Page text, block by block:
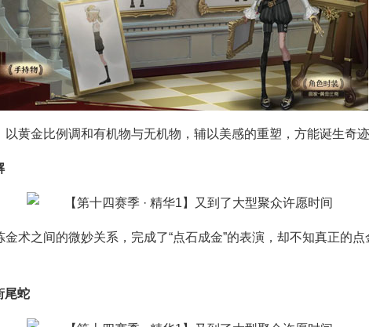
第五人格游戏资 第五人格攻略心
以黄金比例调和有机物与无机物，辅以美感的重塑，方能诞生奇
金术之间的微妙关系，完成了“点石成金”的表演，却不知真正的
尾蛇